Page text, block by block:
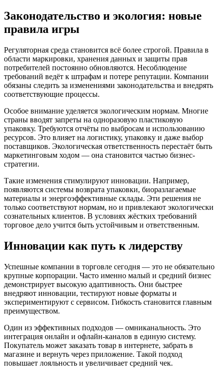
Законодательство и экология: новые
правила игры
Регуляторная среда становится всё более строгой. Правила в
области маркировки, хранения данных и защиты прав
потребителей постоянно обновляются. Несоблюдение
требований ведёт к штрафам и потере репутации. Компании
обязаны следить за изменениями законодательства и внедрять
соответствующие процессы.
Особое внимание уделяется экологическим нормам. Многие
страны вводят запреты на одноразовую пластиковую
упаковку. Требуются отчёты по выбросам и использованию
ресурсов. Это влияет на логистику, упаковку и даже выбор
поставщиков. Экологическая ответственность перестаёт быть
маркетинговым ходом — она становится частью бизнес-
стратегии.
Такие изменения стимулируют инновации. Например,
появляются системы возврата упаковки, биоразлагаемые
материалы и энергоэффективные склады. Эти решения не
только соответствуют нормам, но и привлекают экологически
сознательных клиентов. В условиях жёстких требований
торговое дело учится быть устойчивым и ответственным.
Инновации как путь к лидерству
Успешные компании в торговле сегодня — это не обязательно
крупные корпорации. Часто именно малый и средний бизнес
демонстрирует высокую адаптивность. Они быстрее
внедряют инновации, тестируют новые форматы и
экспериментируют с сервисом. Гибкость становится главным
преимуществом.
Один из эффективных подходов — омниканальность. Это
интеграция онлайн и офлайн-каналов в единую систему.
Покупатель может заказать товар в интернете, забрать в
магазине и вернуть через приложение. Такой подход
повышает лояльность и увеличивает средний чек.